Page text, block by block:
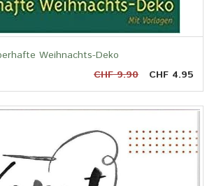
Weihnachts-Deko
CHF 9.90 CHF 4.95